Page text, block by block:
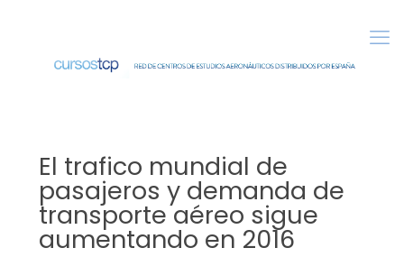
El trafico mundial de
pasajeros y demanda de
transporte aéreo sigue
aumentando en 2016